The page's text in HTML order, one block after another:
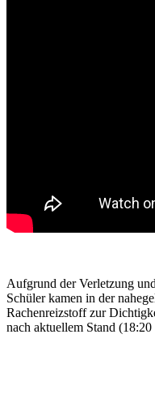
Aufgrund der Verletzung
Schüler kamen in der
Rachenreizstoff zur
nach aktuellem Stand